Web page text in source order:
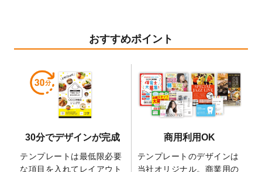
業効率を上げる便利な操作方法3選！
開いたしました。
暑中見舞いのデザインテンプレート
しました。
2026/5/28
【新商品】マグネットステッカーが作成で
きるようになりました！
の全4ステップを解説！」を公開いたしまし
た。
2026/4/23
コラム「 画像の配置・差し替え・トリミン
おすすめポイント
30分でデザインが完成
テンプレートは最低限必要
な項目を入れてレイアウト
商用利用OK
テンプレートのデザインは
当社オリジナル。商業用の